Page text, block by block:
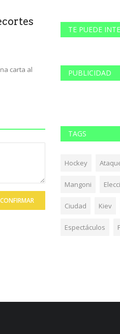
carta al
CONFIRMAR
TE PUEDE
PUBLICIDAD
TAGS
Hockey
Mangoni
Ciudad Kiev
Espectáculos